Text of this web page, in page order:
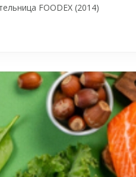
FOODEX (2014)